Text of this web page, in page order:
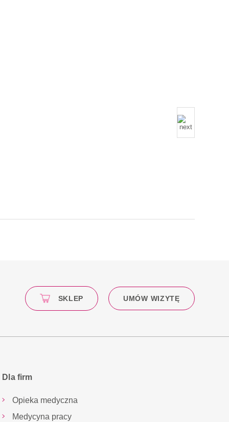
SKLEP UMÓW WIZYTĘ
Dla firm
Opieka medyczna
Medycyna pracy